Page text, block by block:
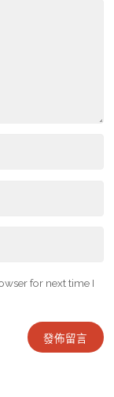
for next time I